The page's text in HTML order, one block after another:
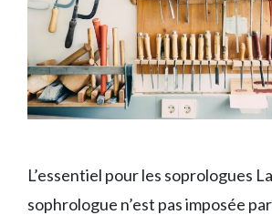
L’essentiel pour les soprologues
sophrologue n’est pas imposée